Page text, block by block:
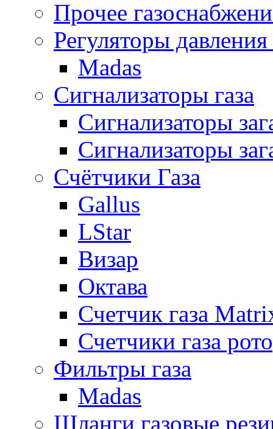
Прочее
Регуляторы давления
Madas
Сигнализаторы газа
Сигнализаторы
Сигнализаторы
Счётчики Газа
Gallus
LStar
Визар
Октава
Счетчик газа
Счетчики газа
Фильтры газа
Madas
Шланги газовые